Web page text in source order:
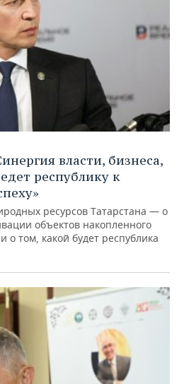
власти, бизнеса,
республику к
ресурсов Татарстана — о
объектов накопленного
о том, какой будет республика